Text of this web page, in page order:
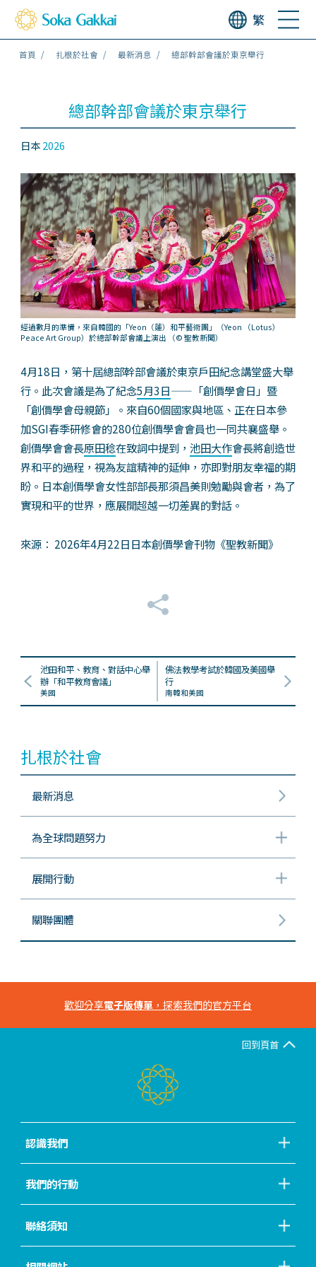
繁
首頁 扎根於社會 最新消息 總部幹部會議於東京舉行
總部幹部會議於東京舉行
日本2026
經過數月的準備，來自韓國的「Yeon（蓮）和平藝術團」（Yeon （Lotus）
Peace Art Group）於總部幹部會議上演出
（© 聖教新聞）
4月18日，第十屆總部幹部會議於東京戶田紀念講堂盛大舉
行。此次會議是為了紀念5月3日——「創價學會日」暨
「創價學會母親節」。來自60個國家與地區、正在日本參
加SGI春季研修會的280位創價學會會員也一同共襄盛舉。
創價學會會長原田稔在致詞中提到， 池田大作會長將創造世
界和平的過程，視為友誼精神的延伸，亦即對朋友幸福的期
盼。日本創價學會女性部部長那須昌美則勉勵與會者，為了
實現和平的世界，應展開超越一切差異的對話。
來源： 2026年4月22日日本創價學會刊物《聖教新聞》
池田和平、教育、對話中心舉
辦「和平教育會議」
美國
佛法教學考試於韓國及美國舉
行
南韓和美國
扎根於社會
最新消息
為全球問題努力
展開行動
關聯團體
歡迎分享電子版傳單 ，探索我們的官方平台
回到頁首
認識我們
我們的行動
聯絡須知